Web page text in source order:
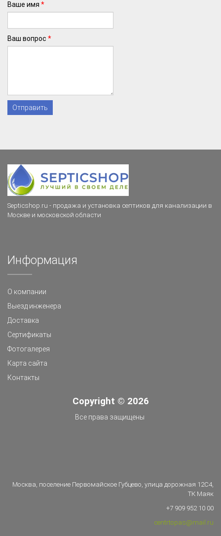
Ваше имя *
Ваш вопрос *
Septicshop.ru - продажа и установка септиков для канализации в
Москве и московской области
Информация
О компании
Выезд инженера
Доставка
Сертификаты
Фотогалерея
Карта сайта
Контакты
Copyright © 2026
Все права защищены
Москва, поселение Первомайское Губцево, улица дорожная 12С4,
ТК Маяк
+7 909 952 10 00
centrtopas@mail.ru